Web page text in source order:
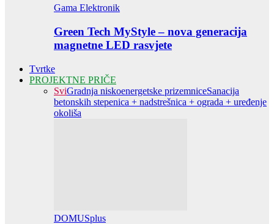
Gama Elektronik
Green Tech MyStyle – nova generacija
magnetne LED rasvjete
Tvrtke
PROJEKTNE PRIČE
SviGradnja niskoenergetske prizemniceSanacija
betonskih stepenica + nadstrešnica + ograda + uređenje
okoliša
DOMUSplus